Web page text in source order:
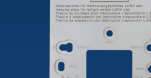
Detetores de presença e
Foco LED
Biblioteca de mídia
Seminários técnicos
Sistema de casa inteligente
Projetores de LED
Theben AG